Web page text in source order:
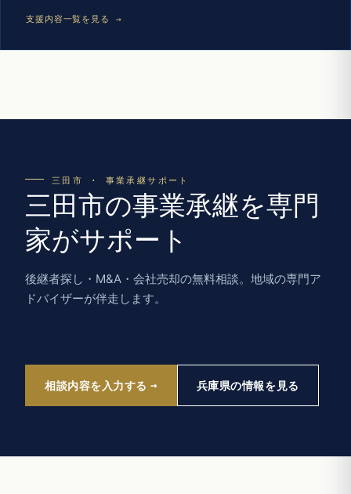
支援内容一覧を見る →
三田市 · 事業承継サポート
三田市の事業承継を専門
家がサポート
後継者探し・M&A・会社売却の無料相談。地域の専門ア
ドバイザーが伴走します。
相談内容を入力する 兵庫県の情報を見る